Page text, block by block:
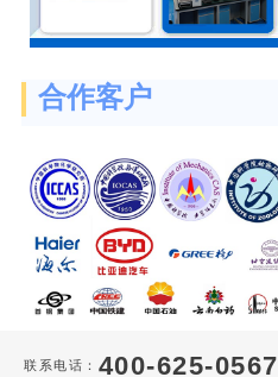
合作客户
联系电话： 400-625-0567